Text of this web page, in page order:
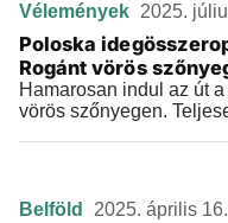
Vélemények 2025.
Poloska
Rogánt vörös
Hamarosan indul az út
vörös szőnyegen.
Belföld 2025. április